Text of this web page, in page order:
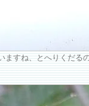
すね、とへりくだるの